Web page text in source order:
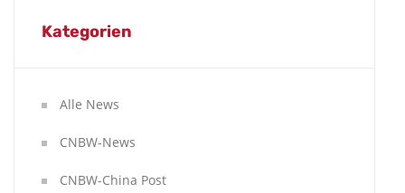
Kategorien
Alle News
CNBW-News
CNBW-China Post